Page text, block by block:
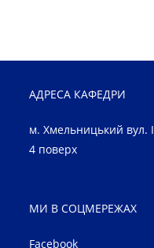
АДРЕСА КАФЕДРИ
м. Хмельницький вул.
4 поверх
МИ В СОЦМЕРЕЖАХ
Facebook